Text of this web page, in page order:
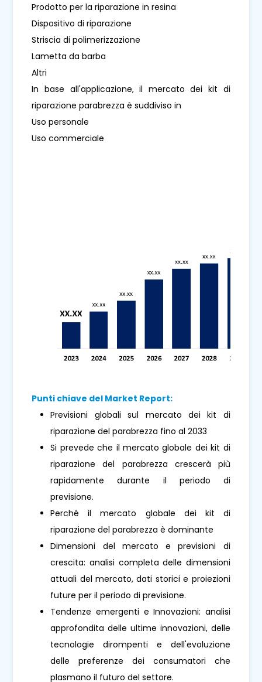
Prodotto per la riparazione in resina
Dispositivo di riparazione
Striscia di polimerizzazione
Lametta da barba
Altri
In base all'applicazione, il mercato dei kit di
riparazione parabrezza è suddiviso in
Uso personale
Uso commerciale
Punti chiave del Market Report:
Previsioni globali sul mercato dei kit di
riparazione del parabrezza fino al 2033
Si prevede che il mercato globale dei kit di
riparazione del parabrezza crescerà più
rapidamente durante il periodo di
previsione.
Perché il mercato globale dei kit di
riparazione del parabrezza è dominante
Dimensioni del mercato e previsioni di
crescita: analisi completa delle dimensioni
attuali del mercato, dati storici e proiezioni
future per il periodo di previsione.
Tendenze emergenti e Innovazioni: analisi
approfondita delle ultime innovazioni, delle
tecnologie dirompenti e dell'evoluzione
delle preferenze dei consumatori che
plasmano il futuro del settore.